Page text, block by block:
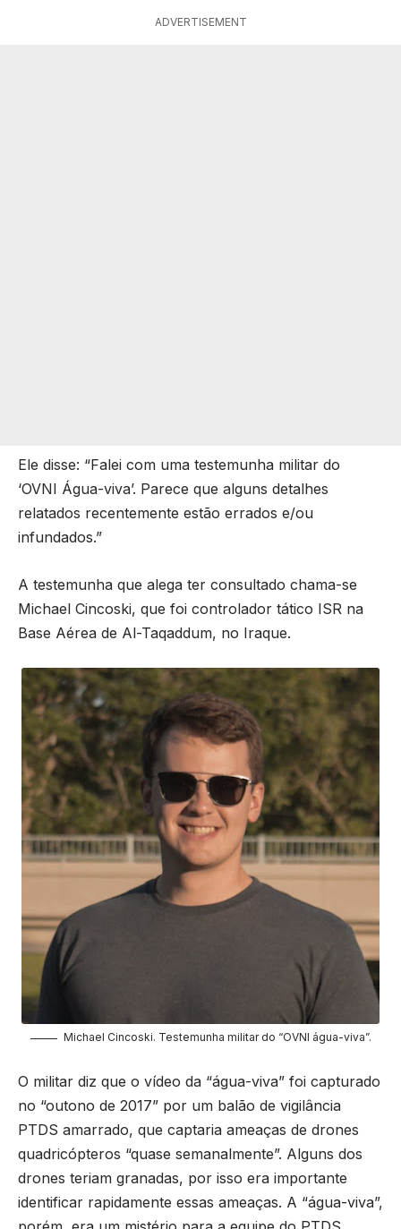
ADVERTISEMENT
Ele disse: “Falei com uma testemunha militar do
‘OVNI Água-viva’. Parece que alguns detalhes
relatados recentemente estão errados e/ou
infundados.”
A testemunha que alega ter consultado chama-se
Michael Cincoski, que foi controlador tático ISR na
Base Aérea de Al-Taqaddum, no Iraque.
Michael Cincoski. Testemunha militar do “OVNI água-viva”.
O militar diz que o vídeo da “água-viva” foi capturado
no “outono de 2017” por um balão de vigilância
PTDS amarrado, que captaria ameaças de drones
quadricópteros “quase semanalmente”. Alguns dos
drones teriam granadas, por isso era importante
identificar rapidamente essas ameaças. A “água-viva”,